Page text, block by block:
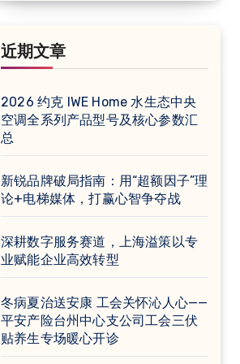
近期文章
2026 约克 IWE Home 水生态中央
空调全系列产品型号及核心参数汇
总
新锐品牌破局指南：用“超额因子”理
论+电梯媒体，打赢心智争夺战
深耕数字服务赛道，上海溢策以专
业赋能企业高效转型
冬病夏治送安康 工会关怀沁人心——
平安产险台州中心支公司工会三伏
贴养生专场暖心开诊